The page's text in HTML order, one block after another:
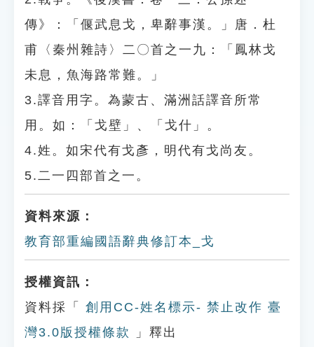
傳》：「偃武息戈，卑辭事漢。」唐．杜
甫〈秦州雜詩〉二〇首之一九：「鳳林戈
未息，魚海路常難。」
3.譯音用字。為蒙古、滿洲話譯音所常
用。如：「戈壁」、「戈什」。
4.姓。如宋代有戈彥，明代有戈尚友。
5.二一四部首之一。
資料來源：
教育部重編國語辭典修訂本_戈
授權資訊：
資料採「
創用CC-姓名標示- 禁止改作 臺
灣3.0版授權條款
」釋出